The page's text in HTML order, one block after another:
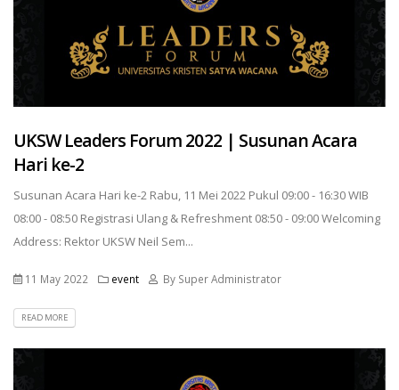
UKSW Leaders Forum 2022 | Susunan Acara
Hari ke-2
Susunan Acara Hari ke-2 Rabu, 11 Mei 2022 Pukul 09:00 - 16:30 WIB
08:00 - 08:50 Registrasi Ulang & Refreshment 08:50 - 09:00 Welcoming
Address: Rektor UKSW Neil Sem...
11 May 2022 event By Super Administrator
READ MORE